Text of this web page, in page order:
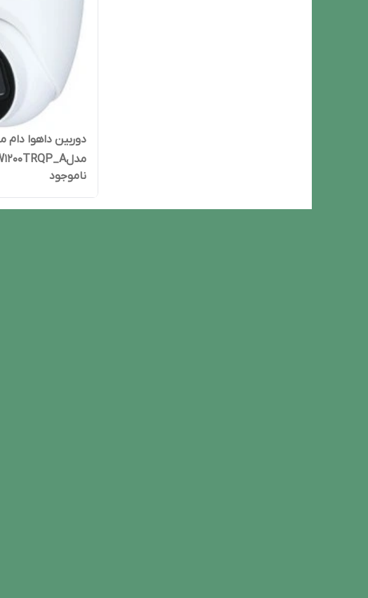
دوربین داهوا دام
مدلHDW1200TRQP_A
ناموجود